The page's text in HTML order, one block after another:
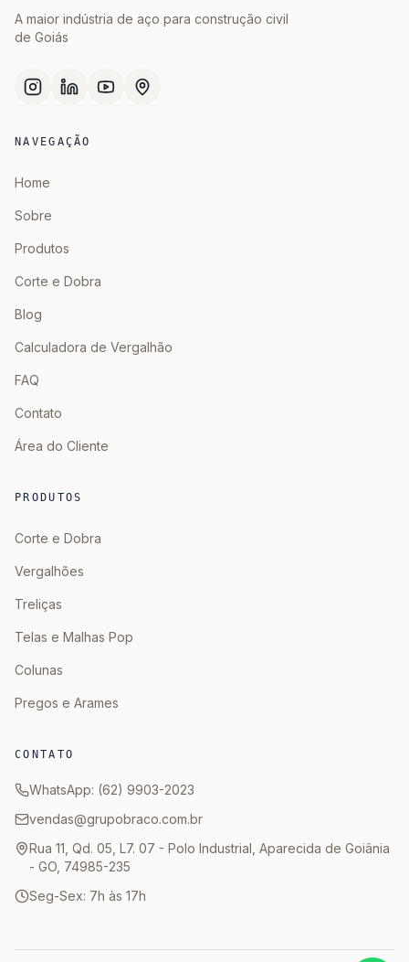
A maior indústria de aço para construção civil
de Goiás
NAVEGAÇÃO
Home
Sobre
Produtos
Corte e Dobra
Blog
Calculadora de Vergalhão
FAQ
Contato
Área do Cliente
PRODUTOS
Corte e Dobra
Vergalhões
Treliças
Telas e Malhas Pop
Colunas
Pregos e Arames
CONTATO
WhatsApp: (62) 9903-2023
vendas@grupobraco.com.br
Rua 11, Qd. 05, L7. 07 - Polo Industrial, Aparecida de Goiânia
- GO, 74985-235
Seg-Sex: 7h às 17h